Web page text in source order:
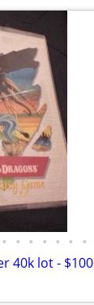
• • • • • • •
40k lot - $100